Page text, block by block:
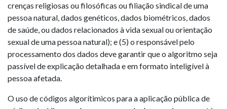
crenças religiosas ou filosóficas ou filiação sindical de uma
pessoa natural, dados genéticos, dados biométricos, dados
de saúde, ou dados relacionados à vida sexual ou orientação
sexual de uma pessoa natural); e (5) o responsável pelo
processamento dos dados deve garantir que o algoritmo seja
passível de explicação detalhada e em formato inteligível à
pessoa afetada.
O uso de códigos algorítimicos para a aplicação pública de